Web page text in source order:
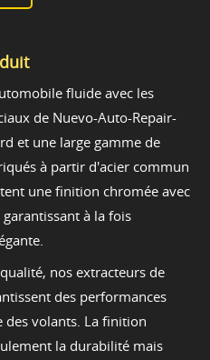
fluide avec les
de Nuevo-Auto-Repair-
et une large gamme de
à partir d'acier commun
une finition chromée avec
à la fois
nos extracteurs de
des performances
volants. La finition
la durabilité mais